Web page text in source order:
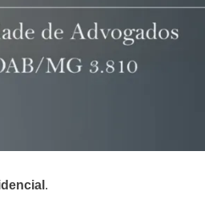
.